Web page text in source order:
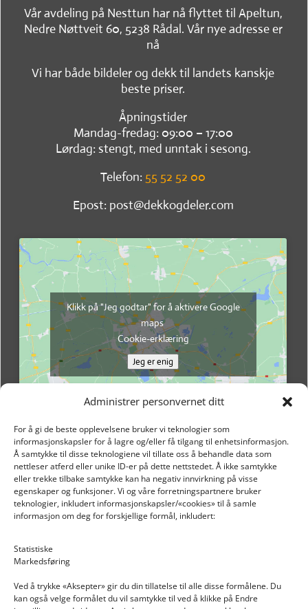
Administrer personvernet ditt
For å gi de beste opplevelsene bruker vi teknologier som
informasjonskapsler for å lagre og/eller få tilgang til enhetsinformasjon.
Å samtykke til disse teknologiene vil tillate oss å behandle data som
nettleser atferd eller unike ID-er på dette nettstedet. Å ikke samtykke
eller trekke tilbake samtykke kan ha negativ innvirkning på visse
egenskaper og funksjoner. Vi og våre forretningspartnere bruker
teknologier, inkludert informasjonskapsler/«cookies» til å samle
informasjon om deg for forskjellige formål, inkludert:
Statistiske
Markedsføring
Ved å trykke «Aksepter» gir du din tillatelse til alle disse formålene. Du
kan også velge formålet du vil samtykke til ved å klikke på Endre
Vår avdeling på Nesttun har nå flyttet til Apeltun,
Nedre Nøttveit 60, 5238 Rådal. Vår nye adresse er
nå
Vi har både bildeler og dekk til landets kanskje
beste priser.
Åpningstider
Mandag-fredag: 09:00 – 17:00
Lørdag: stengt, med unntak i sesong.
Telefon: 55 52 52 00
Epost: post@dekkogdeler.com
Klikk på "Jeg godtar" for å aktivere Google
maps
Cookie-erklæring
Jeg er enig